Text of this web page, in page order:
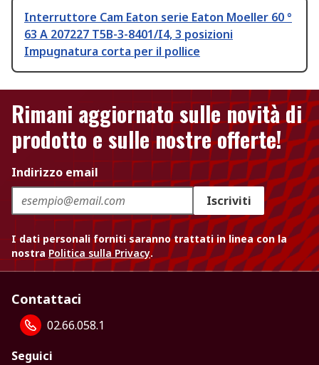
Interruttore Cam Eaton serie Eaton Moeller 60 °
63 A 207227 T5B-3-8401/I4, 3 posizioni
Impugnatura corta per il pollice
Rimani aggiornato sulle novità di
prodotto e sulle nostre offerte!
Indirizzo email
Iscriviti
I dati personali forniti saranno trattati in linea con la
nostra Politica sulla Privacy.
Contattaci
02.66.058.1
Seguici